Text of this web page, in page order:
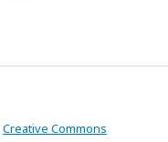
Creative Commons